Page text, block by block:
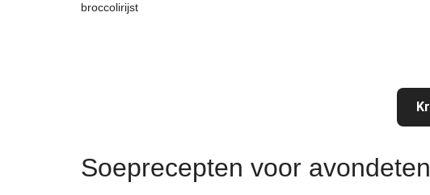
broccolirijst
Soeprecepten voor avondeten